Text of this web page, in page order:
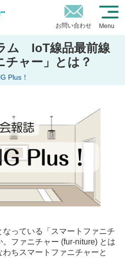
お問い合わせ Menu
ム IoT線品最前線
チャー」とは？
Plus！
っている「スマートファニチ
ファニチャー (fur-niture) とは
ちスマートファニチャーと